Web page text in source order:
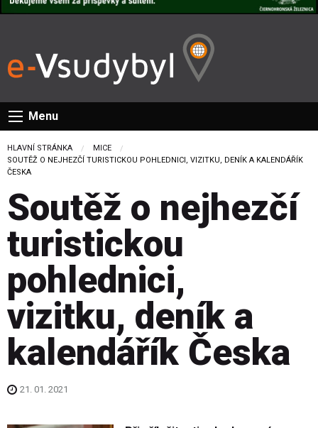
Menu
HLAVNÍ STRÁNKA
MICE
CURRENT:
SOUTĚŽ O NEJHEZČÍ TURISTICKOU POHLEDNICI, VIZITKU, DENÍK A KALENDÁŘÍK
ČESKA
Soutěž o nejhezčí
turistickou
pohlednici,
vizitku, deník a
kalendářík Česka
21. 01. 2021